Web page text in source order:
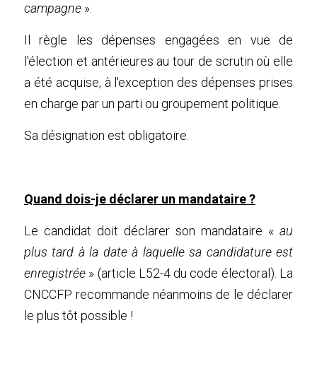
campagne ».
Il règle les dépenses engagées en vue de
l'élection et antérieures au tour de scrutin où elle
a été acquise, à l'exception des dépenses prises
en charge par un parti ou groupement politique.
Sa désignation est obligatoire.
Quand dois-je déclarer un mandataire ?
Le candidat doit déclarer son mandataire « au
plus tard à la date à laquelle sa candidature est
enregistrée » (article L52-4 du code électoral). La
CNCCFP recommande néanmoins de le déclarer
le plus tôt possible !